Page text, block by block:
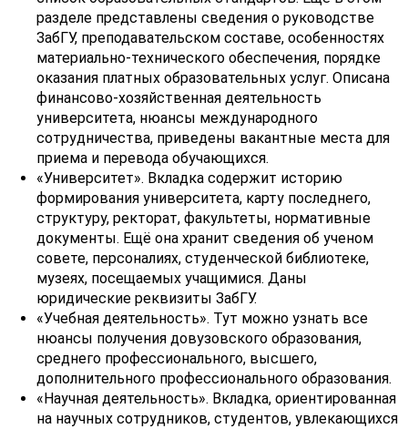
разделе представлены сведения о руководстве
ЗабГУ, преподавательском составе, особенностях
материально-технического обеспечения, порядке
оказания платных образовательных услуг. Описана
финансово-хозяйственная деятельность
университета, нюансы международного
сотрудничества, приведены вакантные места для
приема и перевода обучающихся.
«Университет». Вкладка содержит историю
формирования университета, карту последнего,
структуру, ректорат, факультеты, нормативные
документы. Ещё она хранит сведения об ученом
совете, персоналиях, студенческой библиотеке,
музеях, посещаемых учащимися. Даны
юридические реквизиты ЗабГУ.
«Учебная деятельность». Тут можно узнать все
нюансы получения довузовского образования,
среднего профессионального, высшего,
дополнительного профессионального образования.
«Научная деятельность». Вкладка, ориентированная
на научных сотрудников, студентов, увлекающихся